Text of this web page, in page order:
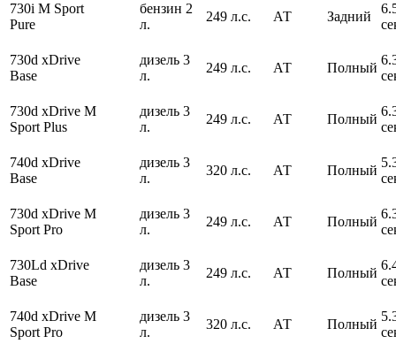
730i M Sport
Pure
бензин 2
л.
249 л.с. АТ Задний
730d xDrive
Base
дизель 3
л.
249 л.с. АТ Полный
730d xDrive M
Sport Plus
дизель 3
л.
249 л.с. АТ Полный
740d xDrive
Base
дизель 3
л.
320 л.с. АТ Полный
730d xDrive M
Sport Pro
дизель 3
л.
249 л.с. АТ Полный
730Ld xDrive
Base
дизель 3
л.
249 л.с. АТ Полный
740d xDrive M
Sport Pro
дизель 3
л.
320 л.с. АТ Полный